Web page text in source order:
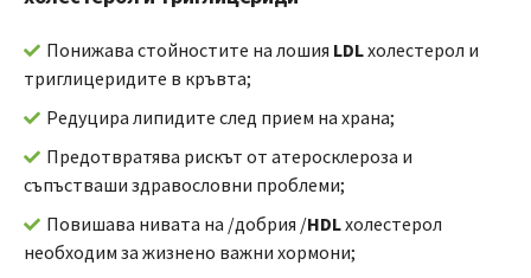
Понижава стойностите на лошия LDLхолестерол и
триглицеридите в кръвта;
Редуцира липидите след прием на храна;
Предотвратява рискът от атеросклероза и
съпъстваши здравословни проблеми;
Повишава нивата на /добрия /HDLхолестерол
необходим за жизнено важни хормони;